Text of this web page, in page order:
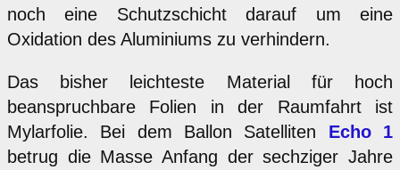
noch eine Schutzschicht darauf um eine
Oxidation des Aluminiums zu verhindern.
Das bisher leichteste Material für hoch
beanspruchbare Folien in der Raumfahrt ist
Mylarfolie. Bei dem Ballon Satelliten Echo 1
betrug die Masse Anfang der sechziger Jahre